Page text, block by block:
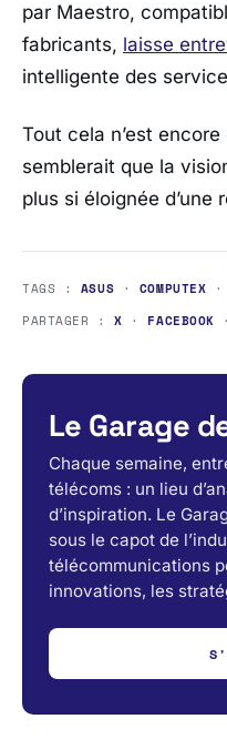
par Maestro,
fabricants, laisse
intelligente des
Tout cela n’est
semblerait que la
plus si éloignée d’une
TAGS : ASUS · COMPUTEX
PARTAGER :X · FACEBOOK
Le Garage
Chaque semaine,
télécoms : un lieu
d’inspiration. Le
sous le capot de
télécommunications
innovations, les